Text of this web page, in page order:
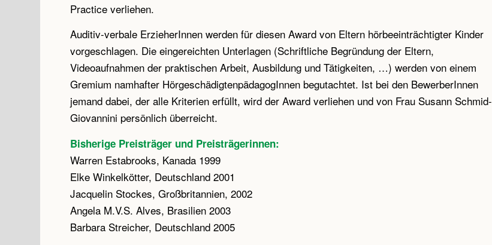
Practice verliehen.
Auditiv-verbale ErzieherInnen werden für diesen Award von Eltern hörbeeinträchtigter Kinder
vorgeschlagen. Die eingereichten Unterlagen (Schriftliche Begründung der Eltern,
Videoaufnahmen der praktischen Arbeit, Ausbildung und Tätigkeiten, …) werden von einem
Gremium namhafter HörgeschädigtenpädagogInnen begutachtet. Ist bei den BewerberInnen
jemand dabei, der alle Kriterien erfüllt, wird der Award verliehen und von Frau Susann Schmid-
Giovannini persönlich überreicht.
Bisherige Preisträger und Preisträgerinnen:
Warren Estabrooks, Kanada 1999
Elke Winkelkötter, Deutschland 2001
Jacquelin Stockes, Großbritannien, 2002
Angela M.V.S. Alves, Brasilien 2003
Barbara Streicher, Deutschland 2005